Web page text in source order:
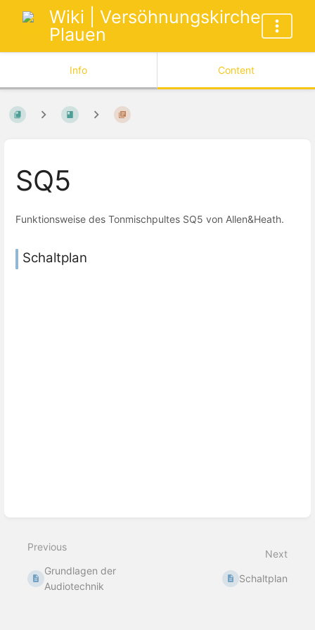
Wiki | Versöhnungskirche
Plauen
Info Content
SQ5
Funktionsweise des Tonmischpultes SQ5 von Allen&Heath.
Schaltplan
Previous
Grundlagen der
Audiotechnik
Next
Schaltplan